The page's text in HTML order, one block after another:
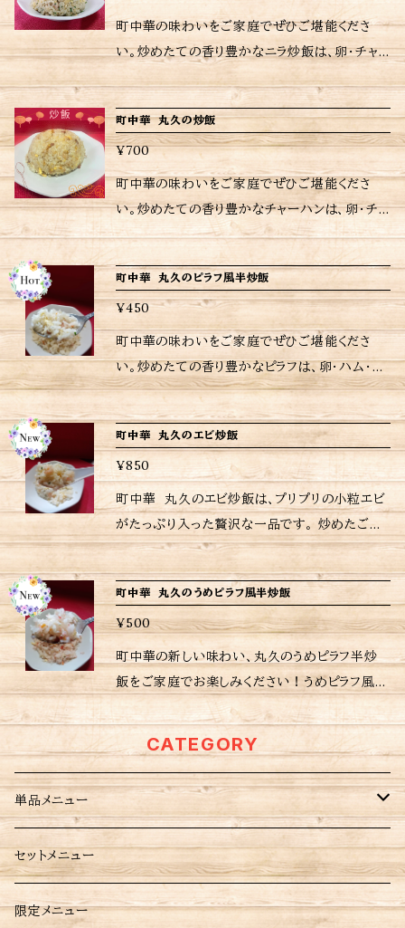
が異なりますので注意して下さい。
の配送となりますが予めご了承ください。 ※当
店に使われているパック等は耐熱用では無いの
で温めの際は別皿に移して加熱してください。
※当店おすすめの焼き方、温め方は商品に同包
致します。 ※保存方法、食材アレルギーなどの詳
細はラベルをご確認ください。 ※ ご購入いただ
いた商品の重量に応じて送料が異なりますので
注意して下さい。
熱するだけの簡単調理。 <内容量> チャーハン1
80g <ご購入されたお客さまへ> 励みにもなりま
すし、今後の購入判断にもなりますので是非とも
レビューお願いいたします 当店は、注文受けて
から調理してるため日時指定がなければ注文受
付日から6〜7日後の配送となりますが予めご了
承ください。 ※当店に使われているパック等は
耐熱用では無いので温めの際は別皿に移して加
熱してください。 ※当店おすすめの焼き方、温め
方は商品に同包致します。 ※保存方法、食材ア
レルギーなどの詳細はラベルをご確認ください。
※ ご購入いただいた商品の重量に応じて送料
が異なりますので注意して下さい。
町中華の味わいをご家庭でぜひご堪能くださ
い。炒めたての香り豊かなニラ炒飯は、卵・チャ
ーシュー・ニラ・ニンニクの至ってシンプルな具
材。一口食べるだけで心もお腹も満たされます。
お店にいるかのような至福のひとときをお楽しみ
いただけます。 冷凍から直接フライパンや電子レ
ンジで加熱するだけの簡単調理。 <内容量> ニラ
炒飯360g <ご購入されたお客さまへ> 励みにも
なりますし、今後の購入判断にもなりますので是
非ともレビューお願いいたします 当店は、注文受
けてから調理してるため日時指定がなければ注
文受付日から6〜７日後の配送となりますが予め
ご了承ください。 ※当店に使われているパック
等は耐熱用では無いので温めの際は別皿に移し
て加熱してください。 ※当店おすすめの焼き方、
温め方は商品に同包致します。 ※保存方法、食
材アレルギーなどの詳細はラベルをご確認くださ
い。 ※ ご購入いただいた商品の重量に応じて
送料が異なりますので注意して下さい。
町中華 丸久の炒飯
¥700
町中華の味わいをご家庭でぜひご堪能くださ
い。炒めたての香り豊かなチャーハンは、卵・チャ
ーシュー・玉ねぎの至ってシンプルな具材。一口
食べるだけで心もお腹も満たされます。お店にい
るかのような至福のひとときをお楽しみいただけ
ます。 冷凍から直接フライパンや電子レンジで加
熱するだけの簡単調理。 <内容量> チャーハン3
60g <ご購入されたお客さまへ> 励みにもなりま
すし、今後の購入判断にもなりますので是非とも
レビューお願いいたします 当店は、注文受けて
から調理してるため日時指定がなければ注文受
付日から6〜7日後の配送となりますが予めご了
承ください。 ※当店に使われているパック等は
耐熱用では無いので温めの際は別皿に移して加
熱してください。 ※当店おすすめの焼き方、温め
方は商品に同包致します。 ※保存方法、食材ア
レルギーなどの詳細はラベルをご確認ください。
※ ご購入いただいた商品の重量に応じて送料
が異なりますので注意して下さい。
町中華 丸久のピラフ風半炒飯
¥450
町中華の味わいをご家庭でぜひご堪能くださ
い。炒めたての香り豊かなピラフは、卵・ハム・人
参・ピーマン・の至ってシンプルな具材。一口食
べるだけで心もお腹も満たされます。お店にいる
かのような至福のひとときをお楽しみいただけま
す。 こちらは順次、大盛・特盛が登場予定。 冷凍
から直接フライパンや電子レンジで加熱するだけ
の簡単調理。 <内容量> ピラフ炒飯 180g 温め
かた ピラフ炒飯をお皿に平らに盛り、ラップをか
け電子レンジで目安500w3分30秒〜4分加熱し
てください。 [ポイント]ラップをかけたら爪楊枝
等で１ヶ所穴を開ける。 <ご購入されたお客さま
へ> 励みにもなりますし、今後の購入判断にもな
りますので是非ともレビューお願いいたします 当
店は、注文受けてから調理してるため日時指定
がなければ注文受付日から6〜７日後の配送と
なりますが予めご了承ください。 ※当店に使わ
れているパック等は耐熱用では無いので温めの
際は別皿に移して加熱してください。 ※当店お
すすめの焼き方、温め方は商品に同包致します。
※保存方法、食材アレルギーなどの詳細はラベル
をご確認ください。 ※ ご購入いただいた商品の
重量に応じて送料が異なりますので注意して下
町中華 丸久のエビ炒飯
¥850
町中華 丸久のエビ炒飯は、プリプリの小粒エビ
がたっぷり入った贅沢な一品です。 炒めたご飯
と香り高いエビが絶妙に絡まり合い、一度食べた
らやみつきになること間違いなし 。忙しい日々の
中で、一口食べれば幸せなひとときが訪れること
でしょう。是非、特別な食体験をお楽しみくださ
い。こちらの大盛・特盛は対象外になりますので
予めご了承ください。 <内容量> エビ炒飯 280
g 温めかた エビ炒飯をお皿に平らに盛り、ラッ
プをかけ電子レンジで目安500W ３〜4分 [ポイ
ント] ラップをかけたら爪楊枝等で１ヶ所穴を開
ける <ご購入されたお客さまへ> 励みにもなりま
すし、今後の購入判断にもなりますので是非とも
レビューお願いいたします 当店は、注文受けて
から調理してるため日時指定がなければ注文受
付日から6〜７日後の配送となりますが予めご了
承ください。 ※当店に使われているパック等は
町中華 丸久のうめピラフ風半炒飯
¥500
町中華の新しい味わい、丸久のうめピラフ半炒
飯をご家庭でお楽しみください！うめピラフ風の
炒飯は、さっぱりとした梅の風味がふんだんに広
がり、一口で心もお腹も満たされる逸品です。シ
ンプルながらも深い味わいを実現したこの商品
は、お店の味をそのままに、あなたの食卓に届け
ます。 冷凍のままフライパンや電子レンジで簡単
に調理できるため、忙しい日常の中でも手軽に
美味しいピラフ風炒飯を楽しめるのが嬉しいです
ね。 <内容量> うめピラフ半炒飯 180g <ご購入
されたお客さまへ> 励みにもなりますし、今後の
CATEGORY
単品メニュー
点心
餃子
炒め料理
セットメニュー
限定メニュー